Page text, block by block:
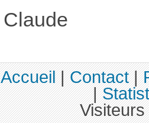
Claude
Accueil|Contact|
|